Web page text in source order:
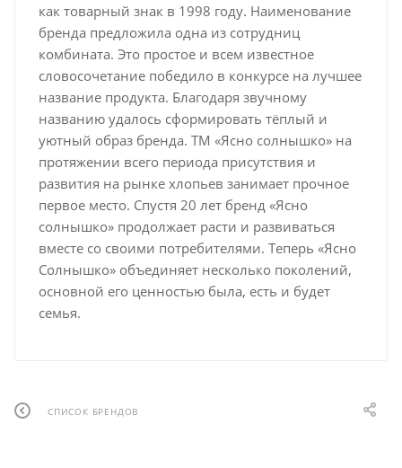
как товарный знак в 1998 году. Наименование
бренда предложила одна из сотрудниц
комбината. Это простое и всем известное
словосочетание победило в конкурсе на лучшее
название продукта. Благодаря звучному
названию удалось сформировать тёплый и
уютный образ бренда. ТМ «Ясно солнышко» на
протяжении всего периода присутствия и
развития на рынке хлопьев занимает прочное
первое место. Спустя 20 лет бренд «Ясно
солнышко» продолжает расти и развиваться
вместе со своими потребителями. Теперь «Ясно
Солнышко» объединяет несколько поколений,
основной его ценностью была, есть и будет
семья.
СПИСОК БРЕНДОВ